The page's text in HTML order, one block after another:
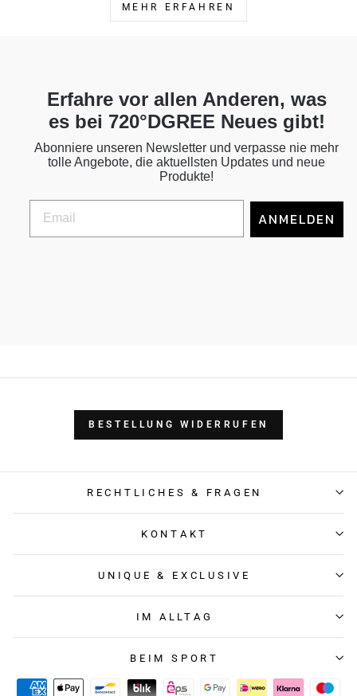
MEHR ERFAHREN
Erfahre vor allen Anderen, was
es bei 720°DGREE Neues gibt!
Abonniere unseren Newsletter und verpasse nie mehr
tolle Angebote, die aktuellsten Updates und neue
Produkte!
ANMELDEN
BESTELLUNG WIDERRUFEN
RECHTLICHES & FRAGEN
KONTAKT
UNIQUE & EXCLUSIVE
IM ALLTAG
BEIM SPORT